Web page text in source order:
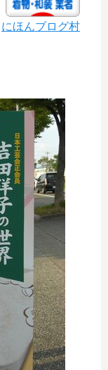
にほんブログ村